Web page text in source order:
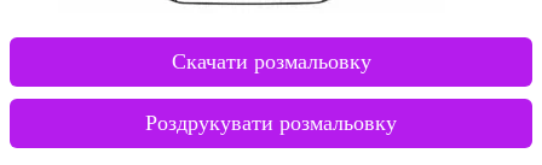
Скачати розмальовку
Роздрукувати розмальовку